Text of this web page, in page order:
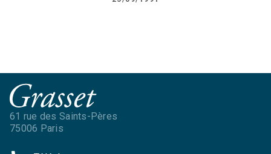
61 rue des Saints-Pères
75006 Paris